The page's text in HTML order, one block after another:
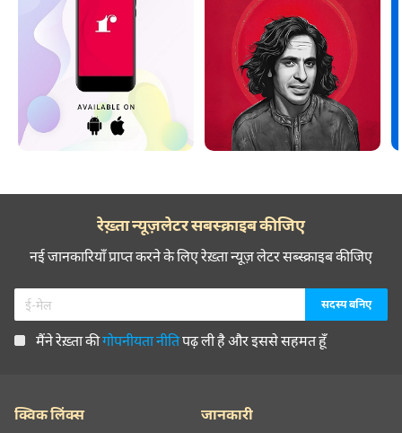
रेख़्ता न्यूज़लेटर सबस्क्राइब कीजिए
नई जानकारियाँ प्राप्त करने के लिए रेख़्ता न्यूज़ लेटर सब्स्क्राइब कीजिए
मैंने रेख़्ता कीगोपनीयता नीतिपढ़ ली है और इससे सहमत हूँ
क्विक लिंक्स जानकारी